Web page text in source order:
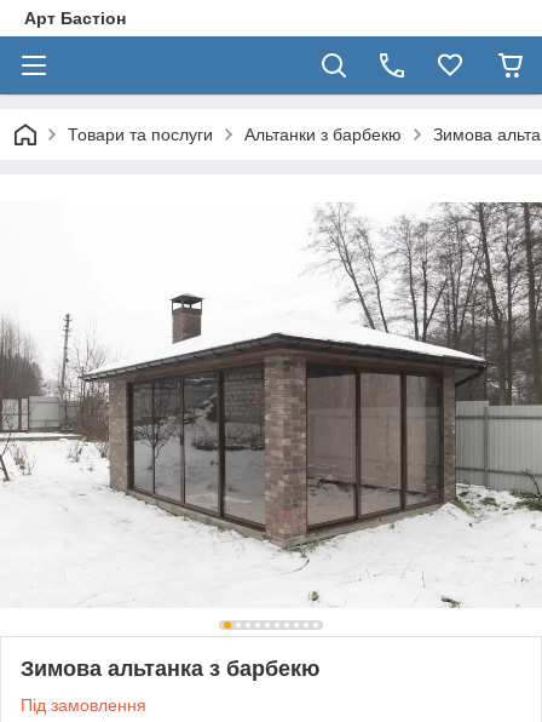
Арт Бастіон
Товари та послуги Альтанки з барбекю Зимова
Зимова альтанка з барбекю
Під замовлення